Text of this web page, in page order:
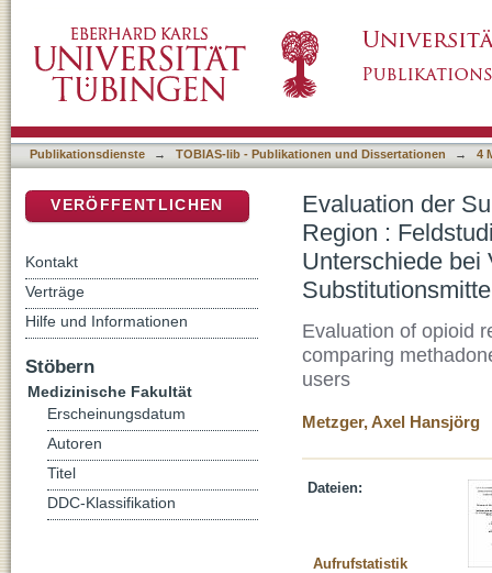
besonderer Berücksichtigung der
Substitutionsmittel (Methadon versus
Publikationsdienste → TOBIAS-lib - Publikationen und Dissertationen → 4
Evaluation der
Region :
Unterschiede bei
Evaluation of opioid
comparing
users
Metzger, Axel Hansjörg
Dateien:
Aufrufstatistik
VERÖFFENTLICHEN
Kontakt
Verträge
Hilfe und Informationen
Stöbern
Medizinische Fakultät
Erscheinungsdatum
Autoren
Titel
DDC-Klassifikation